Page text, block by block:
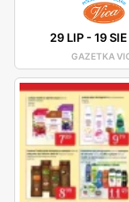
29 LIP-19
GAZETKA